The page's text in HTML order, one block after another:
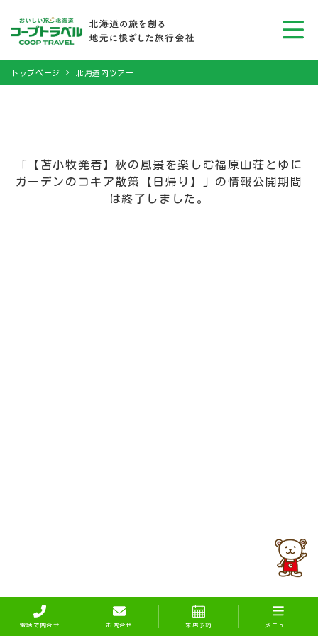
トップページ 北海道内ツアー
「【苫小牧発着】秋の風景を楽しむ福原山荘とゆに
ガーデンのコキア散策【日帰り】」の情報公開期間
は終了しました。
電話で問合せ お問合せ 来店予約 メニュー